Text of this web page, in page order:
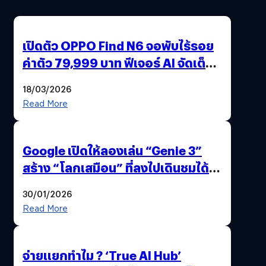
เปิดตัว OPPO Find N6 จอพับไร้รอย
ค่าตัว 79,999 บาท ฟีเจอร์ AI จัดเต็ม
18/03/2026
Read More
Google เปิดให้ลองเล่น “Genie 3”
สร้าง “โลกเสมือน” ที่ลงไปเดินชมได้
30/01/2026
Read More
จ่ายแยกทำไม ? ‘True AI Hub’